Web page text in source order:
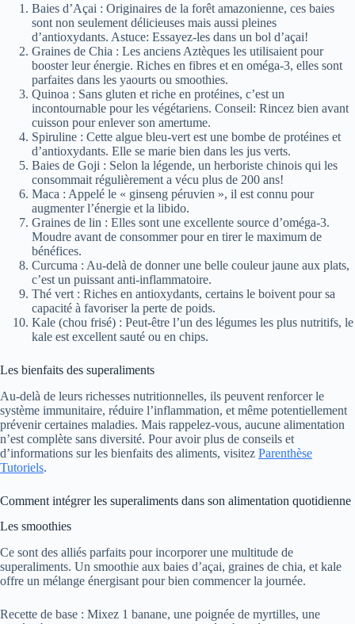
Baies d’Açai : Originaires de la forêt amazonienne, ces baies
sont non seulement délicieuses mais aussi pleines
d’antioxydants. Astuce: Essayez-les dans un bol d’açai!
Graines de Chia : Les anciens Aztèques les utilisaient pour
booster leur énergie. Riches en fibres et en oméga-3, elles sont
parfaites dans les yaourts ou smoothies.
Quinoa : Sans gluten et riche en protéines, c’est un
incontournable pour les végétariens. Conseil: Rincez bien avant
cuisson pour enlever son amertume.
Spiruline : Cette algue bleu-vert est une bombe de protéines et
d’antioxydants. Elle se marie bien dans les jus verts.
Baies de Goji : Selon la légende, un herboriste chinois qui les
consommait régulièrement a vécu plus de 200 ans!
Maca : Appelé le « ginseng péruvien », il est connu pour
augmenter l’énergie et la libido.
Graines de lin : Elles sont une excellente source d’oméga-3.
Moudre avant de consommer pour en tirer le maximum de
bénéfices.
Curcuma : Au-delà de donner une belle couleur jaune aux plats,
c’est un puissant anti-inflammatoire.
Thé vert : Riches en antioxydants, certains le boivent pour sa
capacité à favoriser la perte de poids.
Kale (chou frisé) : Peut-être l’un des légumes les plus nutritifs, le
kale est excellent sauté ou en chips.
Les bienfaits des superaliments
Au-delà de leurs richesses nutritionnelles, ils peuvent renforcer le
système immunitaire, réduire l’inflammation, et même potentiellement
prévenir certaines maladies. Mais rappelez-vous, aucune alimentation
n’est complète sans diversité. Pour avoir plus de conseils et
d’informations sur les bienfaits des aliments, visitez Parenthèse
Tutoriels.
Comment intégrer les superaliments dans son alimentation quotidienne
Les smoothies
Ce sont des alliés parfaits pour incorporer une multitude de
superaliments. Un smoothie aux baies d’açai, graines de chia, et kale
offre un mélange énergisant pour bien commencer la journée.
Recette de base : Mixez 1 banane, une poignée de myrtilles, une